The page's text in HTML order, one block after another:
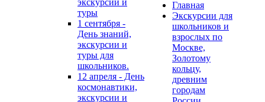
экскурсии и
туры
1 сентября -
День знаний,
экскурсии и
туры для
школьников.
12 апреля - День
космонавтики,
экскурсии и
Главная
Экскурсии для
школьников и
взрослых по
Москве,
Золотому
кольцу,
древним
городам